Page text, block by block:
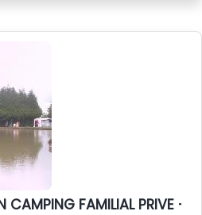
FAMILIAL PRIVE -